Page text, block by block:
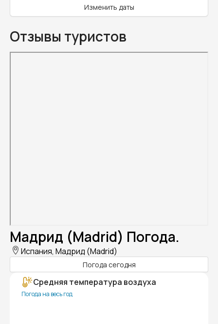
Изменить даты
Отзывы туристов
Мадрид (Madrid) Погода.
Испания, Мадрид (Madrid)
Погода сегодня
Средняя температура воздуха
Погода на весь год